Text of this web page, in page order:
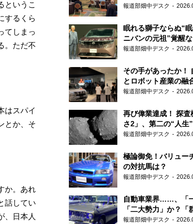
というこ
するくら
てしまっ
。ただ不
はスパイ
とか、そ
か。あれ
話してい
、日本人
報道部畑中デスク
眠れる獅子ならぬ“
ニバンの元祖”覚醒
報道部畑中デスク
その手があったか！
とロボット産業の融
報道部畑中デスク
再び偉業達成！ 探査
さ2」、第二の“人生
す
報道部畑中デスク
極論御免！バリュー
の対抗馬は？
報道部畑中デスク
自動車業界……、「
「二大勢力」か？「
か？
報道部畑中デスク